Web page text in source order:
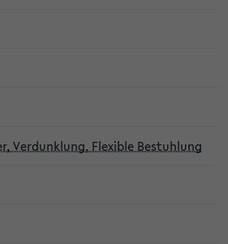
Verdunklung, Flexible Bestuhlung